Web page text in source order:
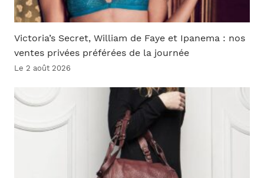
Victoria’s Secret, William de Faye et Ipanema : nos
ventes privées préférées de la journée
Le 2 août 2026